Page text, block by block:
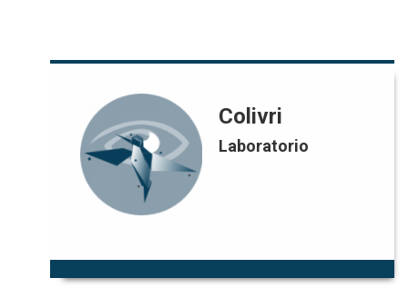
Colivri
Laboratorio
Responsable:
Pablo Figueroa | Vivian Gomez
pfiguero@uniandes.edu.co |